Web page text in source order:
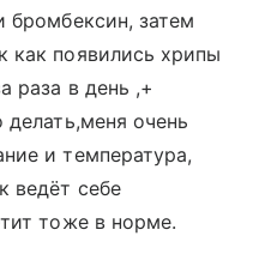
бромбексин, затем
как появились хрипы
раза в день ,+
очень
и температура,
ведёт себе
тоже в норме.